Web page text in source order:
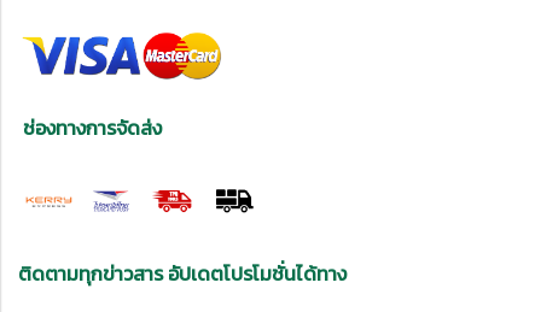
ช่องทางการจัดส่ง
ติดตามทุกข่าวสาร อัปเดตโปรโมชั่นได้ทาง